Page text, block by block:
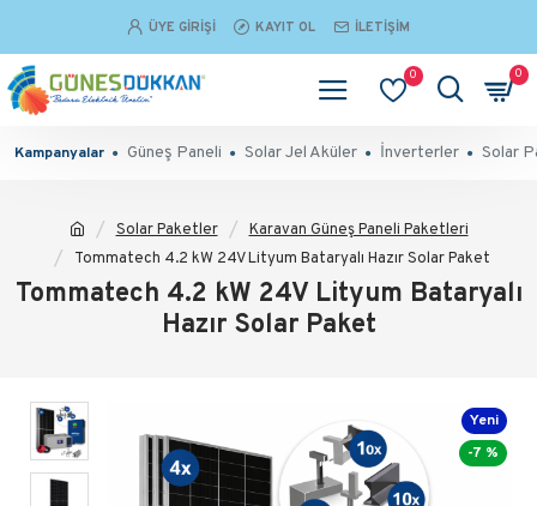
ÜYE GIRIŞI KAYIT OL İLETIŞIM
0 0
Kampanyalar Güneş Paneli Solar Jel Aküler İnverterler Solar
Solar Paketler
Karavan Güneş Paneli Paketleri
Tommatech 4.2 kW 24V Lityum Bataryalı Hazır Solar Paket
Tommatech 4.2 kW 24V Lityum Bataryalı
Hazır Solar Paket
Yeni
-7 %